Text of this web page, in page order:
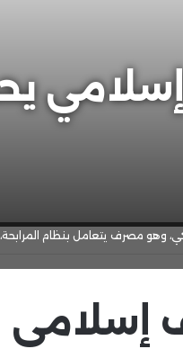
وهو مصرف يتعامل بنظام المرابحة،
إسلامي